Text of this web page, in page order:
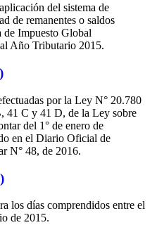
del sistema de
de remanentes o saldos
Impuesto Global
Año Tributario 2015.
por la Ley N° 20.780
41 C y 41 D, de la Ley sobre
del 1° de enero de
en el Diario Oficial de
N° 48, de 2016.
los días comprendidos entre el
de 2015.